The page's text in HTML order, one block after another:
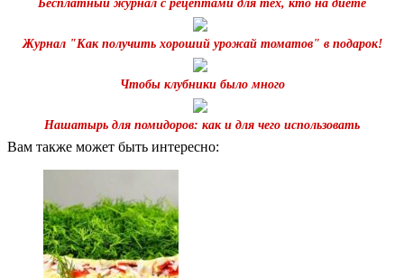
Бесплатный журнал с рецептами для тех, кто на диете
Журнал "Как получить хороший урожай томатов" в подарок!
Чтобы клубники было много
Нашатырь для помидоров: как и для чего использовать
Вам также может быть интересно: